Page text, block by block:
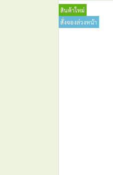
สินค้าใหม่
สั่งจองล่วงหน้า